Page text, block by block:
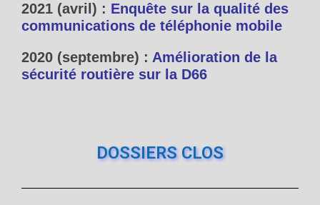
2021 (avril) : Enquête sur la qualité des
communications de téléphonie mobile
2020 (septembre) : Amélioration de la
sécurité routière sur la D66
DOSSIERS CLOS